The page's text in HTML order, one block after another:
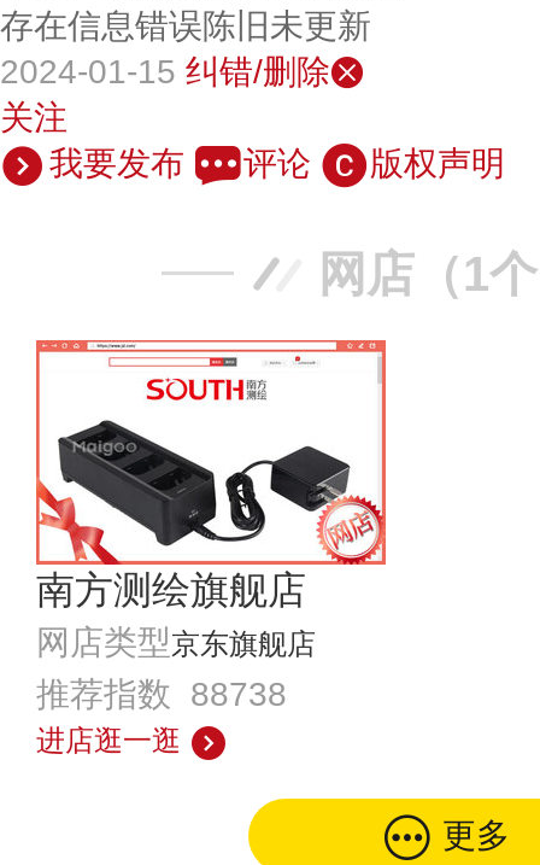
存在信息错误陈旧未更新
2024-01-15 纠错/删除
关注
我要发布
评论 版权声明
网店（1
南方测绘旗舰店
网店类型京东旗舰店
推荐指数 88738
进店逛一逛
更多